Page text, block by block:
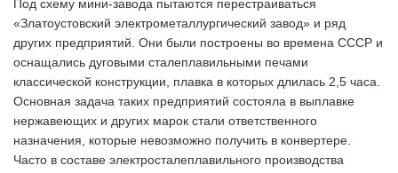
Под схему мини-завода пытаются перестраиваться
«Златоустовский электрометаллургический завод» и ряд
других предприятий. Они были построены во времена СССР и
оснащались дуговыми сталеплавильными печами
классической конструкции, плавка в которых длилась 2,5 часа.
Основная задача таких предприятий состояла в выплавке
нержавеющих и других марок стали ответственного
назначения, которые невозможно получить в конвертере.
Часто в составе электросталеплавильного производства